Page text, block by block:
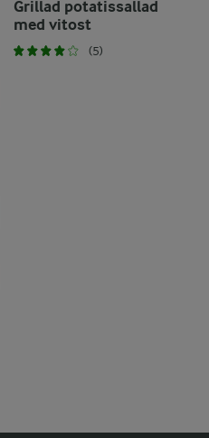
Grillad potatissallad
med vitost
(5)